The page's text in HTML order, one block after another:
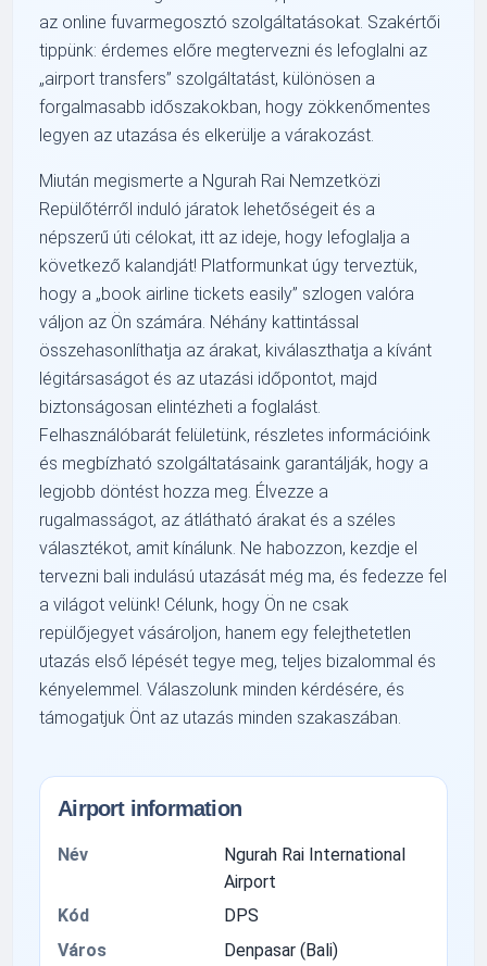
az online fuvarmegosztó szolgáltatásokat. Szakértői
tippünk: érdemes előre megtervezni és lefoglalni az
„airport transfers” szolgáltatást, különösen a
forgalmasabb időszakokban, hogy zökkenőmentes
legyen az utazása és elkerülje a várakozást.
Miután megismerte a Ngurah Rai Nemzetközi
Repülőtérről induló járatok lehetőségeit és a
népszerű úti célokat, itt az ideje, hogy lefoglalja a
következő kalandját! Platformunkat úgy terveztük,
hogy a „book airline tickets easily” szlogen valóra
váljon az Ön számára. Néhány kattintással
összehasonlíthatja az árakat, kiválaszthatja a kívánt
légitársaságot és az utazási időpontot, majd
biztonságosan elintézheti a foglalást.
Felhasználóbarát felületünk, részletes információink
és megbízható szolgáltatásaink garantálják, hogy a
legjobb döntést hozza meg. Élvezze a
rugalmasságot, az átlátható árakat és a széles
választékot, amit kínálunk. Ne habozzon, kezdje el
tervezni bali indulású utazását még ma, és fedezze fel
a világot velünk! Célunk, hogy Ön ne csak
repülőjegyet vásároljon, hanem egy felejthetetlen
utazás első lépését tegye meg, teljes bizalommal és
kényelemmel. Válaszolunk minden kérdésére, és
támogatjuk Önt az utazás minden szakaszában.
Airport information
Név
Ngurah Rai International
Airport
Kód
DPS
Város
Denpasar (Bali)